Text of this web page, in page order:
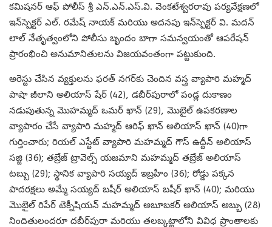
కమిషనర్ ఆఫ్ పోలీస్ శ్రీ ఎన్.ఎన్.ఎస్.వి. వెంకటేశ్వరరావు పర్యవేక్షణలో
ఇన్‌స్పెక్టర్ ఎల్. రమేష్ నాయక్ మరియు అదనపు ఇన్‌స్పెక్టర్ వి. మదన్
లాల్ నేతృత్వంలోని పోలీసు బృందం బాగా సమన్వయంతో ఆపరేషన్
ప్రారంభించి అనుమానితులను విజయవంతంగా పట్టుకుంది.
అరెస్టు చేసిన వ్యక్తులను ఫరత్ నగర్‌కు చెందిన వస్త్ర వ్యాపారి మహ్మద్
పాషా జీలాని అలియాస్ షేర్ (42), డబీర్‌పురాలో పండ్ల దుకాణం
నడుపుతున్న మొహమ్మద్ ఒమర్ ఖాన్ (29), మొబైల్ ఉపకరణాల
వ్యాపారం చేసే వ్యాపారి మహ్మద్ ఆరిఫ్ ఖాన్ అలియాస్ ఖాన్ (40)గా
గుర్తించారు; రియల్ ఎస్టేట్ వ్యాపారి మహమ్మద్ గౌస్ ఉద్దీన్ అలియాస్
సజ్జి (36); తబ్రేజ్ ట్రావెల్స్ యజమాని మహమ్మద్ తబ్రేజ్ అలియాస్
టబ్బు (29); స్థానిక వ్యాపారి సయ్యద్ ఇబ్రహీం (36); రోడ్డు పక్కన
పాదరక్షలు అమ్మే సయ్యద్ బషీర్ అలియాస్ బషీర్ ఖాన్ (40); మరియు
మొబైల్ రిపేర్ టెక్నీషియన్ మహమ్మద్ అబూబకర్ అలియాస్ అబ్బు (28)
నిందితులందరూ దబీర్‌పురా మరియు తలబ్కట్టాలోని వివిధ ప్రాంతాలకు